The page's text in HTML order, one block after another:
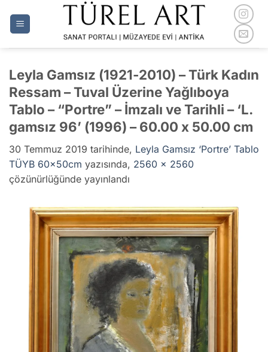
Leyla Gamsız (1921-2010) – Türk Kadın
Ressam – Tuval Üzerine Yağlıboya
Tablo – “Portre” – İmzalı ve Tarihli – ‘L.
gamsız 96’ (1996) – 60.00 x 50.00 cm
30 Temmuz 2019 tarihinde, Leyla Gamsız ‘Portre’ Tablo
TÜYB 60x50cm yazısında, 2560 × 2560
çözünürlüğünde yayınlandı